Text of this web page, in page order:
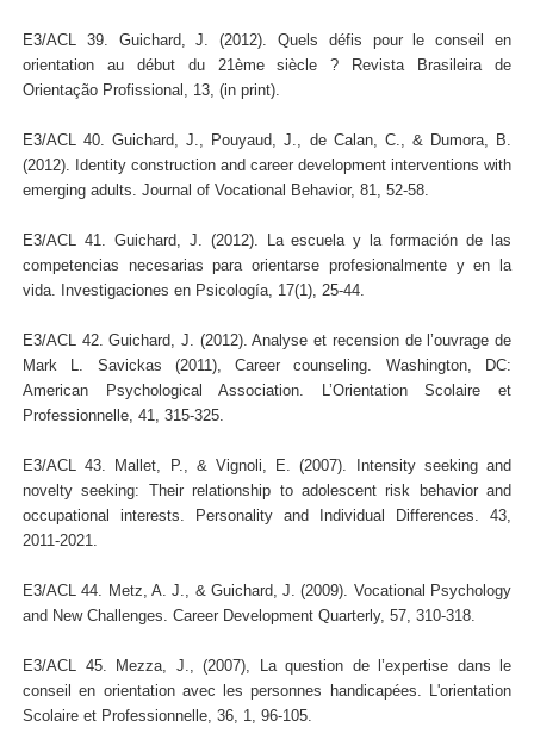
E3/ACL 39. Guichard, J. (2012). Quels défis pour le conseil en
orientation au début du 21ème siècle ? Revista Brasileira de
Orientação Profissional, 13, (in print).
E3/ACL 40. Guichard, J., Pouyaud, J., de Calan, C., & Dumora, B.
(2012). Identity construction and career development interventions with
emerging adults. Journal of Vocational Behavior, 81, 52-58.
E3/ACL 41. Guichard, J. (2012). La escuela y la formación de las
competencias necesarias para orientarse profesionalmente y en la
vida. Investigaciones en Psicología, 17(1), 25-44.
E3/ACL 42. Guichard, J. (2012). Analyse et recension de l’ouvrage de
Mark L. Savickas (2011), Career counseling. Washington, DC:
American Psychological Association. L’Orientation Scolaire et
Professionnelle, 41, 315-325.
E3/ACL 43. Mallet, P., & Vignoli, E. (2007). Intensity seeking and
novelty seeking: Their relationship to adolescent risk behavior and
occupational interests. Personality and Individual Differences. 43,
2011-2021.
E3/ACL 44. Metz, A. J., & Guichard, J. (2009). Vocational Psychology
and New Challenges. Career Development Quarterly, 57, 310-318.
E3/ACL 45. Mezza, J., (2007), La question de l’expertise dans le
conseil en orientation avec les personnes handicapées. L'orientation
Scolaire et Professionnelle, 36, 1, 96-105.